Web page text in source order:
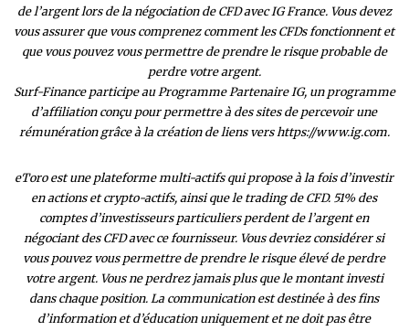
de l’argent lors de la négociation de CFD avec IG France. Vous devez
vous assurer que vous comprenez comment les CFDs fonctionnent et
que vous pouvez vous permettre de prendre le risque probable de
perdre votre argent.
Surf-Finance participe au Programme Partenaire IG, un programme
d’affiliation conçu pour permettre à des sites de percevoir une
rémunération grâce à la création de liens vers https://www.ig.com.
eToro est une plateforme multi-actifs qui propose à la fois d’investir
en actions et crypto-actifs, ainsi que le trading de CFD. 51% des
comptes d’investisseurs particuliers perdent de l’argent en
négociant des CFD avec ce fournisseur. Vous devriez considérer si
vous pouvez vous permettre de prendre le risque élevé de perdre
votre argent. Vous ne perdrez jamais plus que le montant investi
dans chaque position. La communication est destinée à des fins
d’information et d’éducation uniquement et ne doit pas être